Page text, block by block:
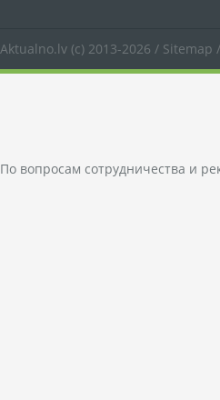
Aktualno.lv (c) 2013-2026 / Sitemap
По вопросам сотрудничества и